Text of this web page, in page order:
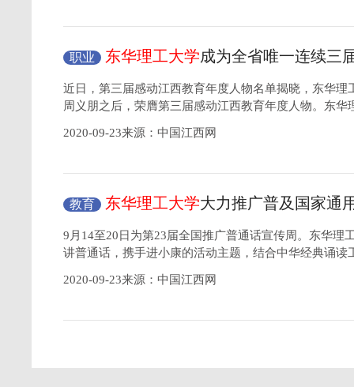
职业 东华理工大学成为全省唯一连续三
西教育年度人物”的教育单位
近日，第三届感动江西教育年度人物名单揭晓，东华理
周义朋之后，荣膺第三届感动江西教育年度人物。东华
2020-09-23来源：中国江西网
教育 东华理工大学大力推广普及国家通
9月14至20日为第23届全国推广普通话宣传周。东华理
讲普通话，携手进小康的活动主题，结合中华经典诵读
2020-09-23来源：中国江西网